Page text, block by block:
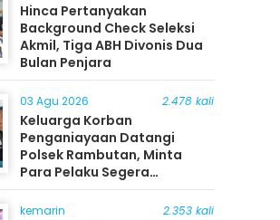
Hinca Pertanyakan
Background Check Seleksi
Akmil, Tiga ABH Divonis Dua
Bulan Penjara
03 Agu 2026 2.478 kali
Keluarga Korban
Penganiayaan Datangi
Polsek Rambutan, Minta
Para Pelaku Segera
Ditangkap
kemarin 2.353 kali